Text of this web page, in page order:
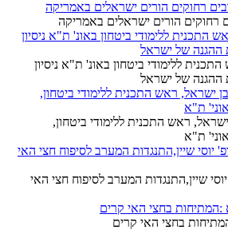
רחוקים הורים ישראלים באמריקה
ללימודי ביטחון באונ' ת"א ניסיון
של ישראל
ראש התכנית ללימודי ביטחון,
ת"א
יוסי שיין,התנגדות המערב לסיפוח חצי האי
בחצי האי קרים